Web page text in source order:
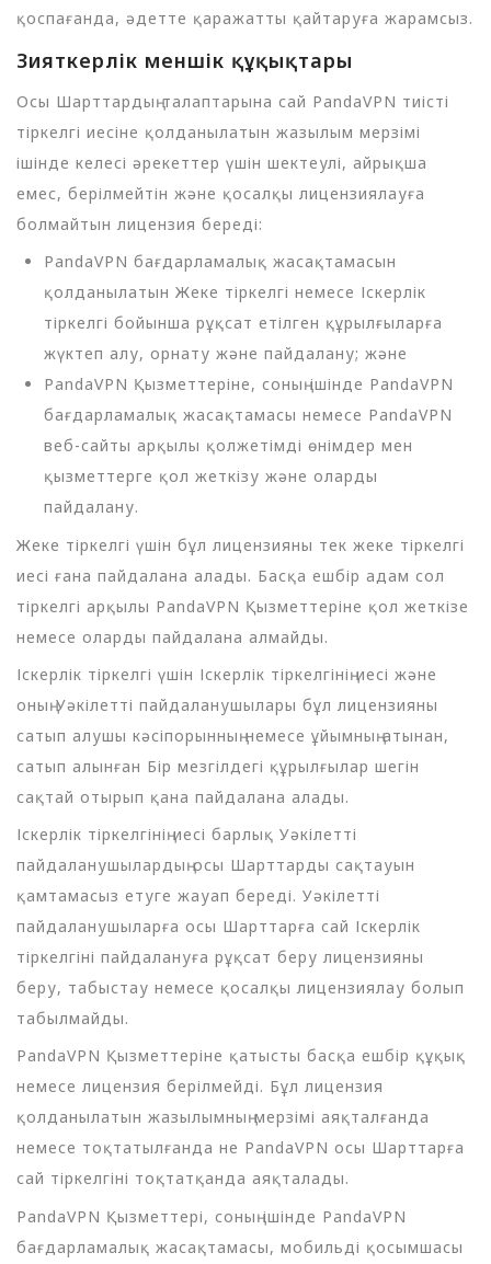
қоспағанда, әдетте қаражатты қайтаруға жарамсыз.
Зияткерлік меншік құқықтары
Осы Шарттардың талаптарына сай PandaVPN тиісті
тіркелгі иесіне қолданылатын жазылым мерзімі
ішінде келесі әрекеттер үшін шектеулі, айрықша
емес, берілмейтін және қосалқы лицензиялауға
болмайтын лицензия береді:
PandaVPN бағдарламалық жасақтамасын
қолданылатын Жеке тіркелгі немесе Іскерлік
тіркелгі бойынша рұқсат етілген құрылғыларға
жүктеп алу, орнату және пайдалану; және
PandaVPN Қызметтеріне, соның ішінде PandaVPN
бағдарламалық жасақтамасы немесе PandaVPN
веб-сайты арқылы қолжетімді өнімдер мен
қызметтерге қол жеткізу және оларды
пайдалану.
Жеке тіркелгі үшін бұл лицензияны тек жеке тіркелгі
иесі ғана пайдалана алады. Басқа ешбір адам сол
тіркелгі арқылы PandaVPN Қызметтеріне қол жеткізе
немесе оларды пайдалана алмайды.
Іскерлік тіркелгі үшін Іскерлік тіркелгінің иесі және
оның Уәкілетті пайдаланушылары бұл лицензияны
сатып алушы кәсіпорынның немесе ұйымның атынан,
сатып алынған Бір мезгілдегі құрылғылар шегін
сақтай отырып қана пайдалана алады.
Іскерлік тіркелгінің иесі барлық Уәкілетті
пайдаланушылардың осы Шарттарды сақтауын
қамтамасыз етуге жауап береді. Уәкілетті
пайдаланушыларға осы Шарттарға сай Іскерлік
тіркелгіні пайдалануға рұқсат беру лицензияны
беру, табыстау немесе қосалқы лицензиялау болып
табылмайды.
PandaVPN Қызметтеріне қатысты басқа ешбір құқық
немесе лицензия берілмейді. Бұл лицензия
қолданылатын жазылымның мерзімі аяқталғанда
немесе тоқтатылғанда не PandaVPN осы Шарттарға
сай тіркелгіні тоқтатқанда аяқталады.
PandaVPN Қызметтері, соның ішінде PandaVPN
бағдарламалық жасақтамасы, мобильді қосымшасы